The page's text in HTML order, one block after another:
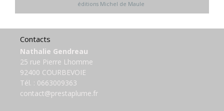
éditions Michel de Maule
Contacts
Nathalie Gendreau
25 rue Pierre Lhomme
92400 COURBEVOIE
Tél. : 0663009363
contact@prestaplume.fr